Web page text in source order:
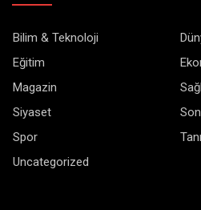
Bilim & Teknoloji
Eğitim
Magazin
Siyaset
Spor
Uncategorized